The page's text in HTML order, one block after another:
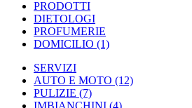
PRODOTTI
DIETOLOGI
PROFUMERIE
DOMICILIO (1)
SERVIZI
AUTO E MOTO (12)
PULIZIE (7)
IMBIANCHINI (4)